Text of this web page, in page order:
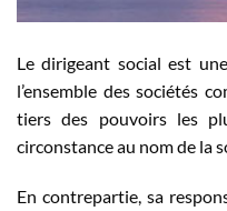
Le dirigeant social est
l’ensemble des sociétés
tiers des pouvoirs les
circonstance au nom de la
En contrepartie, sa